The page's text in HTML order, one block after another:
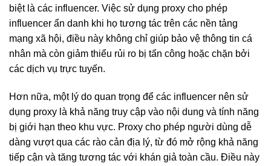
biệt là các influencer. Việc sử dụng proxy cho phép
influencer ẩn danh khi họ tương tác trên các nền tảng
mạng xã hội, điều này không chỉ giúp bảo vệ thông tin cá
nhân mà còn giảm thiểu rủi ro bị tấn công hoặc chặn bởi
các dịch vụ trực tuyến.
Hơn nữa, một lý do quan trọng để các influencer nên sử
dụng proxy là khả năng truy cập vào nội dung và tính năng
bị giới hạn theo khu vực. Proxy cho phép người dùng dễ
dàng vượt qua các rào cản địa lý, từ đó mở rộng khả năng
tiếp cận và tăng tương tác với khán giả toàn cầu. Điều này